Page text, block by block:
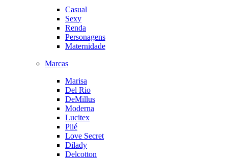
Casual
Sexy
Renda
Personagens
Maternidade
Marcas
Marisa
Del Rio
DeMillus
Moderna
Lucitex
Plié
Love Secret
Dilady
Delcotton